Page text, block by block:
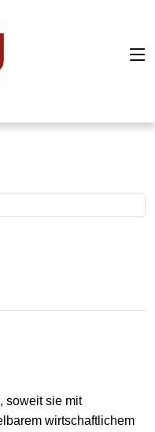
soweit sie mit
wirtschaftlichem